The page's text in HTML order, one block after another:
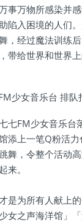
事万物所感染并
陷入困境的人们
，经过魔法训练
带给世界和世界
七FM少女音乐台
添上一笔Q粉活
舞，令整个活动
来。
是为所有人献上
女之声海洋馆」